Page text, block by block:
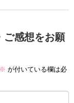
ご感想をお願
※ が付いている欄は必